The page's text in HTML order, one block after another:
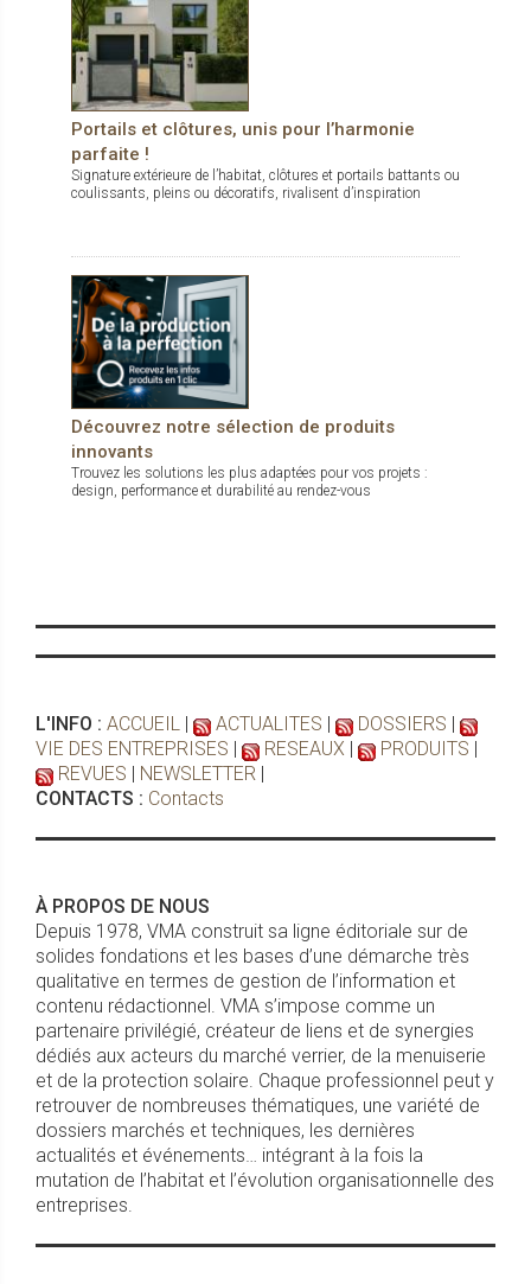
Portails et clôtures, unis pour l’harmonie
parfaite !
Signature extérieure de l’habitat, clôtures et portails battants ou
coulissants, pleins ou décoratifs, rivalisent d’inspiration
Découvrez notre sélection de produits
innovants
Trouvez les solutions les plus adaptées pour vos projets :
design, performance et durabilité au rendez-vous
L'INFO : ACCUEIL | ACTUALITES | DOSSIERS |
VIE DES ENTREPRISES | RESEAUX | PRODUITS |
REVUES | NEWSLETTER |
CONTACTS : Contacts
À PROPOS DE NOUS
Depuis 1978, VMA construit sa ligne éditoriale sur de
solides fondations et les bases d’une démarche très
qualitative en termes de gestion de l’information et
contenu rédactionnel. VMA s’impose comme un
partenaire privilégié, créateur de liens et de synergies
dédiés aux acteurs du marché verrier, de la menuiserie
et de la protection solaire. Chaque professionnel peut y
retrouver de nombreuses thématiques, une variété de
dossiers marchés et techniques, les dernières
actualités et événements… intégrant à la fois la
mutation de l’habitat et l’évolution organisationnelle des
entreprises.